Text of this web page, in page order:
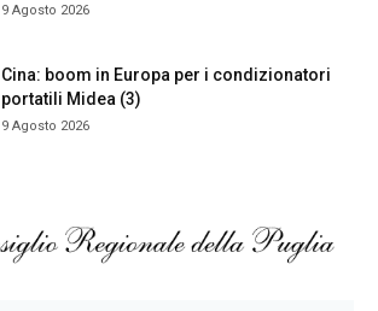
9 Agosto 2026
Cina: boom in Europa per i condizionatori
portatili Midea (3)
9 Agosto 2026